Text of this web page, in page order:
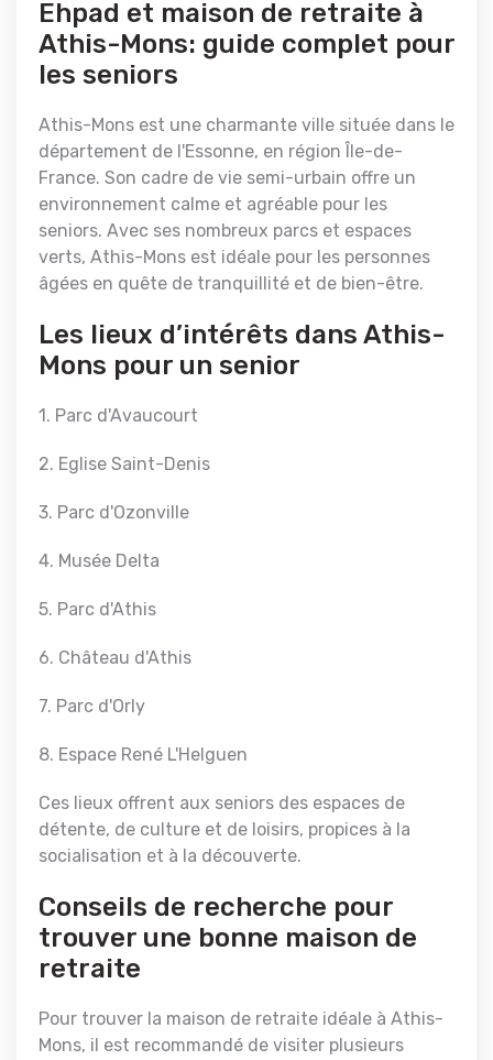
Ehpad et maison de retraite à
Athis-Mons: guide complet pour
les seniors
Athis-Mons est une charmante ville située dans le
département de l'Essonne, en région Île-de-
France. Son cadre de vie semi-urbain offre un
environnement calme et agréable pour les
seniors. Avec ses nombreux parcs et espaces
verts, Athis-Mons est idéale pour les personnes
âgées en quête de tranquillité et de bien-être.
Les lieux d’intérêts dans Athis-
Mons pour un senior
1. Parc d'Avaucourt
2. Eglise Saint-Denis
3. Parc d'Ozonville
4. Musée Delta
5. Parc d'Athis
6. Château d'Athis
7. Parc d'Orly
8. Espace René L'Helguen
Ces lieux offrent aux seniors des espaces de
détente, de culture et de loisirs, propices à la
socialisation et à la découverte.
Conseils de recherche pour
trouver une bonne maison de
retraite
Pour trouver la maison de retraite idéale à Athis-
Mons, il est recommandé de visiter plusieurs